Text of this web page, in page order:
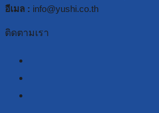
อีเมล : info@yushi.co.th
ติดตามเรา